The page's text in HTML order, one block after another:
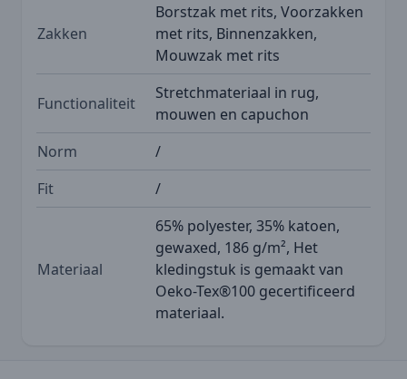
Zakken
Borstzak met rits, Voorzakken
met rits, Binnenzakken,
Mouwzak met rits
Functionaliteit
Stretchmateriaal in rug,
mouwen en capuchon
Norm
/
Fit
/
Materiaal
65% polyester, 35% katoen,
gewaxed, 186 g/m², Het
kledingstuk is gemaakt van
Oeko-Tex®100 gecertificeerd
materiaal.